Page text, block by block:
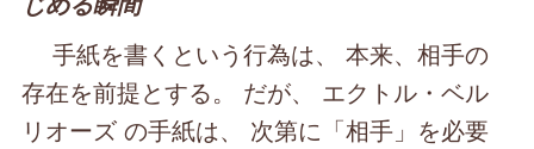
手紙を書くという行為は、 本来、相手の
存在を前提とする。 だが、 エクトル・ベル
リオーズ の手紙は、 次第に「相手」を必要